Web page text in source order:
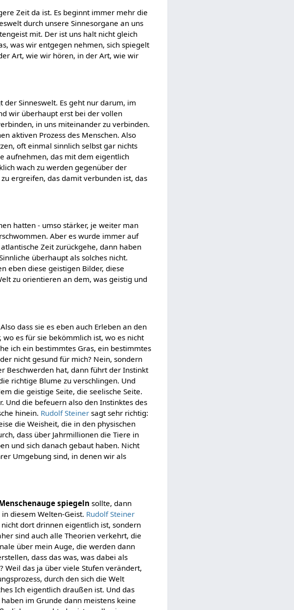
Zeit da ist. Es beginnt immer mehr die
durch unsere Sinnesorgane an uns
mit. Der ist uns halt nicht gleich
was wir entgegen nehmen, sich spiegelt
Art, wie wir hören, in der Art, wie wir
der Sinneswelt. Es geht nur darum, im
wir überhaupt erst bei der vollen
in uns miteinander zu verbinden.
aktiven Prozess des Menschen. Also
oft einmal sinnlich selbst gar nichts
aufnehmen, das mit dem eigentlich
wach zu werden gegenüber der
ergreifen, das damit verbunden ist, das
hatten - umso stärker, je weiter man
Aber es wurde immer auf
Zeit zurückgehe, dann haben
überhaupt als solches nicht.
eben diese geistigen Bilder, diese
zu orientieren an dem, was geistig und
dass sie es eben auch Erleben an den
es für sie bekömmlich ist, wo es nicht
ich ein bestimmtes Gras, ein bestimmtes
nicht gesund für mich? Nein, sondern
Beschwerden hat, dann führt der Instinkt
richtige Blume zu verschlingen. Und
die geistige Seite, die seelische Seite.
Und die befeuern also den Instinktes des
hinein. Rudolf Steiner sagt sehr richtig:
die Weisheit, die in den physischen
dass über Jahrmillionen die Tiere in
und sich danach gebaut haben. Nicht
Umgebung sind, in denen wir als
spiegeln sollte, dann
diesem Welten-Geist. Rudolf Steiner
dort drinnen eigentlich ist, sondern
sind auch alle Theorien verkehrt, die
über mein Auge, die werden dann
dass das was, was dabei als
Weil das ja über viele Stufen verändert,
durch den sich die Welt
Ich eigentlich draußen ist. Und das
im Grunde dann meistens keine